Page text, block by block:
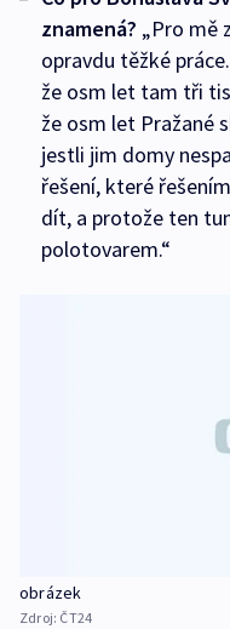
znamená? „Pro mě
opravdu těžké
že osm let tam tři
že osm let Pražané
jestli jim domy
řešení, které
dít, a protože ten
polotovarem.“
obrázek
Zdroj: ČT24